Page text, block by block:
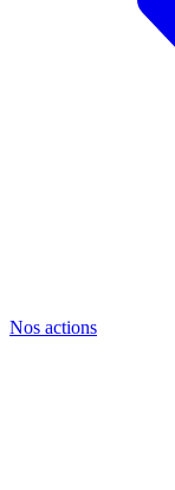
Nos actions